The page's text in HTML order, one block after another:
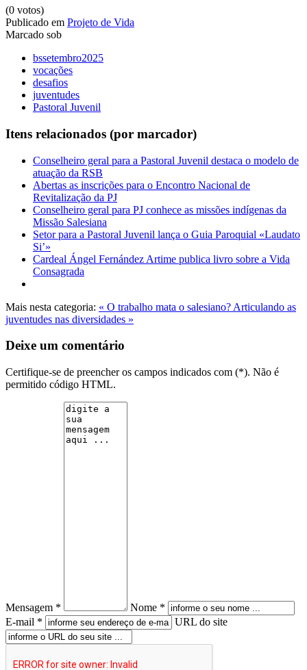
(0 votos)
Publicado em Projeto de Vida
Marcado sob
bssetembro2025
vocações
desafios
juventudes
Pastoral Juvenil
Itens relacionados (por marcador)
Conselheiro geral para a Pastoral Juvenil destaca o modelo de
atuação da RSB
Abertas as inscrições para o Encontro Nacional de
Revitalização da PJ
Conselheiro geral para PJ conhece as missões indígenas da
Missão Salesiana
Setor para a Pastoral Juvenil lança o Guia Paroquial «Laudato
Si’»
Cardeal Ángel Fernández Artime publica livro sobre a Vida
Consagrada
Mais nesta categoria: « O trabalho mata o salesiano? Articulando as
juventudes nas diversidades »
Deixe um comentário
Certifique-se de preencher os campos indicados com (*). Não é
permitido código HTML.
Mensagem *
Nome *
E-mail *
URL do site